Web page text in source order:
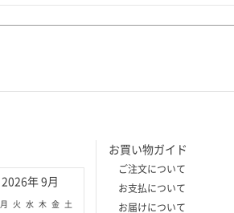
2026年 9月
月 火 水 木 金
土
お買い物ガイド
ご注文について
お支払について
お届けについて